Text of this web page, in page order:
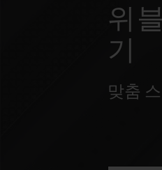
위
기
맞춤